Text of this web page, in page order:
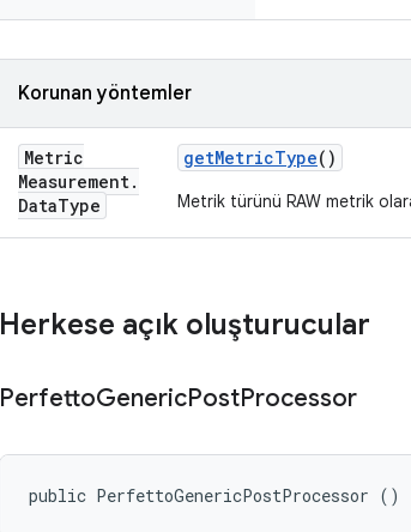
Korunan yöntemler
Metric
Measurement.
DataType
getMetricType()
Metrik türünü RAW metrik
Herkese açık oluşturucular
PerfettoGenericPostProcessor
public PerfettoGenericPostProcessor ()